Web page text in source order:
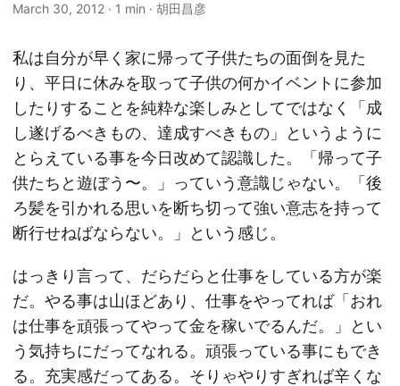
March 30, 2012 · 1 min · 胡田昌彦
私は自分が早く家に帰って子供たちの面倒を見た
り、平日に休みを取って子供の何かイベントに参加
したりすることを純粋な楽しみとしてではなく「成
し遂げるべきもの、達成すべきもの」というように
とらえている事を今日改めて認識した。「帰って子
供たちと遊ぼう〜。」っていう意識じゃない。「後
ろ髪を引かれる思いを断ち切って強い意志を持って
断行せねばならない。」という感じ。
はっきり言って、だらだらと仕事をしている方が楽
だ。やる事は山ほどあり、仕事をやってれば「おれ
は仕事を頑張ってやって金を稼いでるんだ。」とい
う気持ちにだってなれる。頑張っている事にもでき
る。充実感だってある。そりゃやりすぎれば辛くな